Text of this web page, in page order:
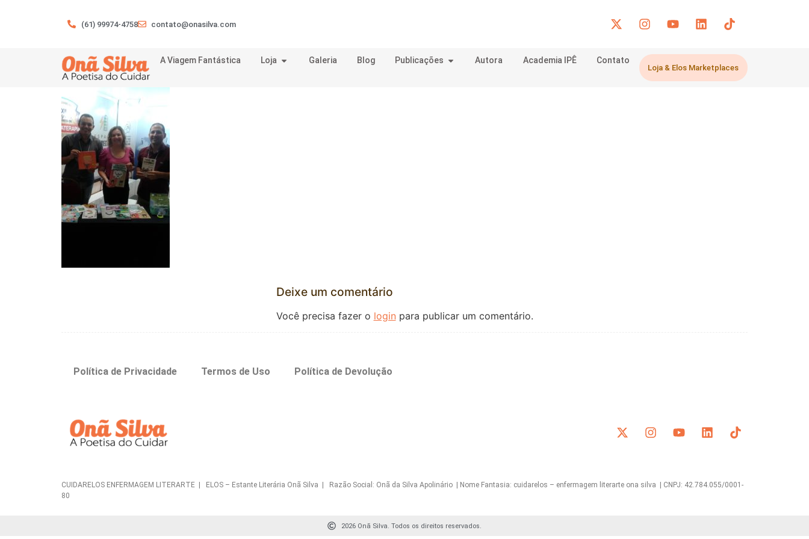
(61) 99974-4758 contato@onasilva.com
A Viagem Fantástica Loja Galeria Blog Publicações Autora Academia IPÊ Contato
Loja & Elos Marketplaces
Deixe um comentário
Você precisa fazer o login para publicar um comentário.
Política de Privacidade Termos de Uso Política de Devolução
CUIDARELOS ENFERMAGEM LITERARTE | ELOS – Estante Literária Onã Silva | Razão Social: Onã da Silva Apolinário | Nome Fantasia: cuidarelos – enfermagem literarte ona silva | CNPJ: 42.784.055/0001-
80
2026 Onã Silva. Todos os direitos reservados.